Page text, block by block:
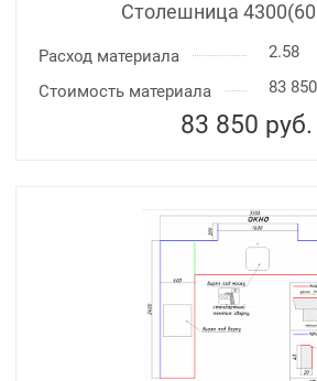
Столешница
Расход материала
2.58
Стоимость материала
83
83 850 руб.